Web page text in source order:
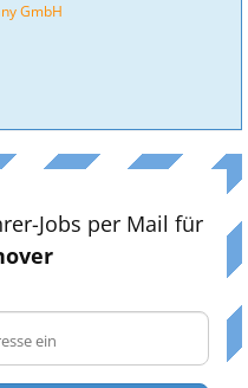
GmbH
Jobs per Mail für